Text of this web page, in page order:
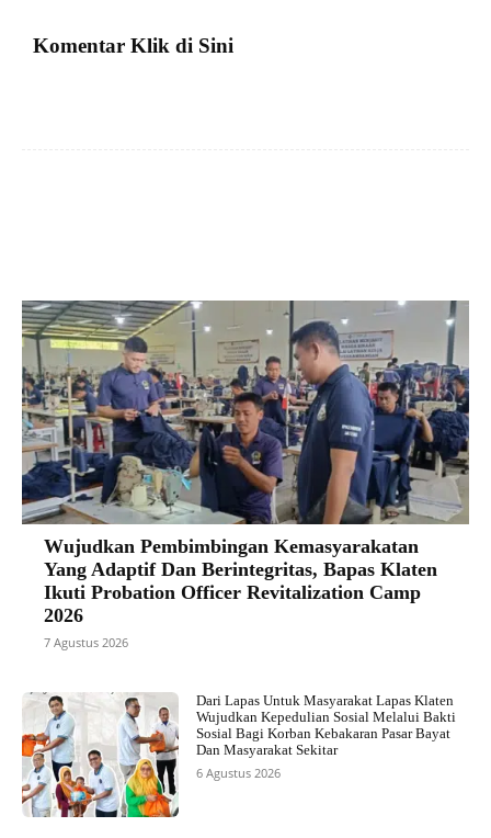
Komentar Klik di Sini
Wujudkan Pembimbingan Kemasyarakatan
Yang Adaptif Dan Berintegritas, Bapas Klaten
Ikuti Probation Officer Revitalization Camp
2026
7 Agustus 2026
Dari Lapas Untuk Masyarakat Lapas Klaten
Wujudkan Kepedulian Sosial Melalui Bakti
Sosial Bagi Korban Kebakaran Pasar Bayat
Dan Masyarakat Sekitar
6 Agustus 2026